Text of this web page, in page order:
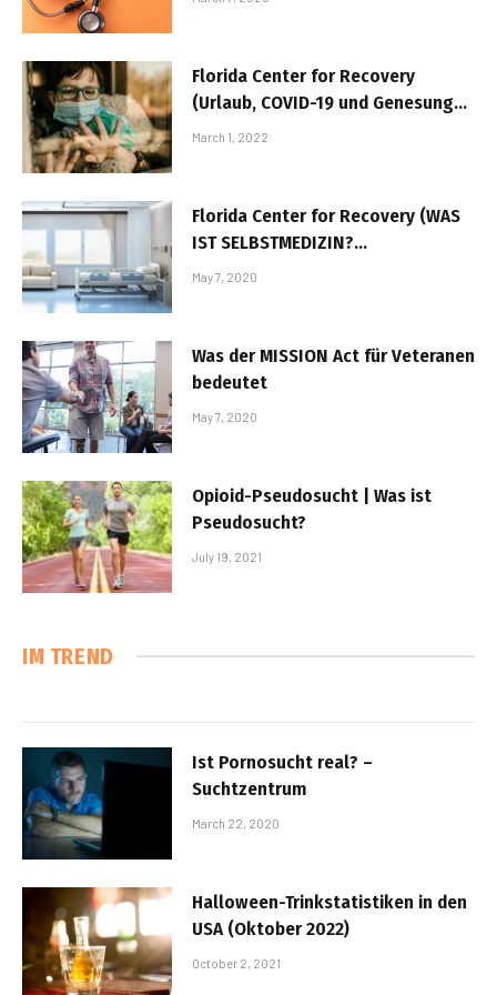
Florida Center for Recovery
(Urlaub, COVID-19 und Genesung
von Sucht: Jetzt …)
March 1, 2022
Florida Center for Recovery (WAS
IST SELBSTMEDIZIN?
Selbstmedikation passiert…)
May 7, 2020
Was der MISSION Act für Veteranen
bedeutet
May 7, 2020
Opioid-Pseudosucht | Was ist
Pseudosucht?
July 19, 2021
IM TREND
Ist Pornosucht real? –
Suchtzentrum
March 22, 2020
Halloween-Trinkstatistiken in den
USA (Oktober 2022)
October 2, 2021